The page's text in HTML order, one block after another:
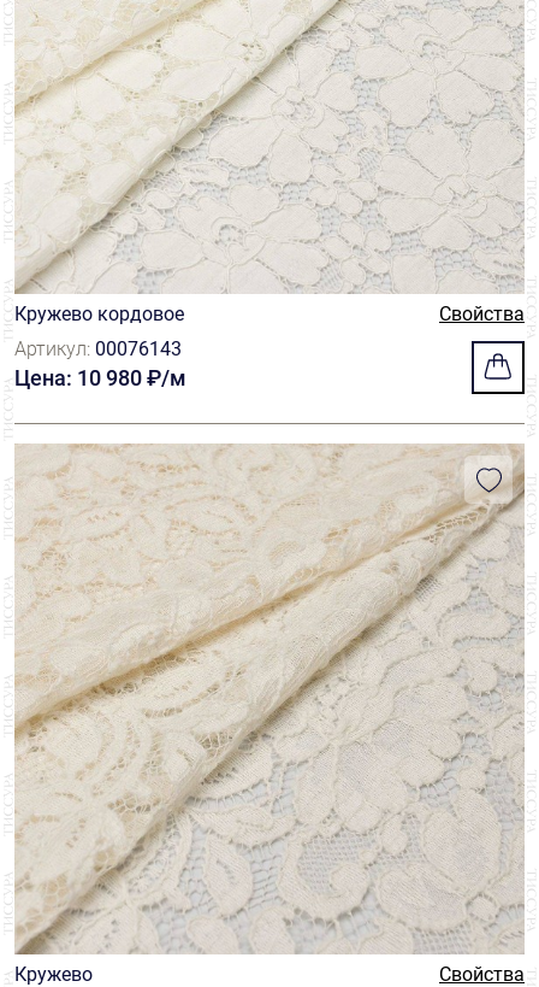
Кружево кордовое
Свойства
Артикул: 00076143
Цена: 10 980 ₽/м
Кружево
Свойства